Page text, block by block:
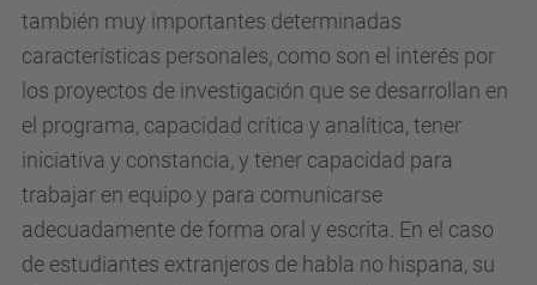
también muy importantes determinadas
características personales, como son el interés por
los proyectos de investigación que se desarrollan en
el programa, capacidad crítica y analítica, tener
iniciativa y constancia, y tener capacidad para
trabajar en equipo y para comunicarse
adecuadamente de forma oral y escrita. En el caso
de estudiantes extranjeros de habla no hispana, su